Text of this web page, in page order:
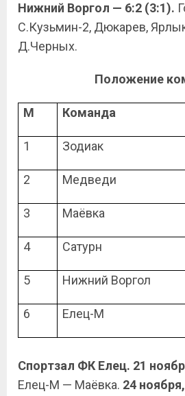
Нижний Воргол — 6:2 (3:1).
С.Кузьмин-2, Дюкарев,
Д.Черных.
Положение
М Команда
1 Зодиак
2 Медведи
3 Маёвка
4 Сатурн
5 Нижний Воргол
6 Елец-М
Спортзал ФК Елец. 21
Елец-М — Маёвка. 24